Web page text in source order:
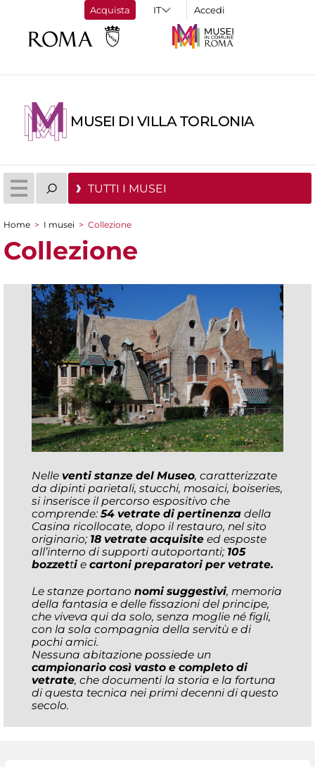
Acquista Accedi
MUSEI DI VILLA TORLONIA
TUTTI I MUSEI
Tu sei qui
Home > I musei > Collezione
Collezione
Nelle venti stanze del Museo, caratterizzate
da dipinti parietali, stucchi, mosaici, boiseries,
si inserisce il percorso espositivo che
comprende: 54 vetrate di pertinenza della
Casina ricollocate, dopo il restauro, nel sito
originario; 18 vetrate acquisite ed esposte
all’interno di supporti autoportanti; 105
bozzetti e cartoni preparatori per vetrate.
Le stanze portano nomi suggestivi, memoria
della fantasia e delle fissazioni del principe,
che viveva qui da solo, senza moglie né figli,
con la sola compagnia della servitù e di
pochi amici.
Nessuna abitazione possiede un
campionario così vasto e completo di
vetrate, che documenti la storia e la fortuna
di questa tecnica nei primi decenni di questo
secolo.